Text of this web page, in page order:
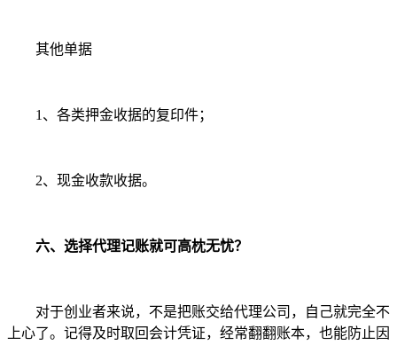
其他单据
1、各类押金收据的复印件；
2、现金收款收据。
六、选择代理记账就可高枕无忧？
对于创业者来说，不是把账交给代理公司，自己就完全不
上心了。记得及时取回会计凭证，经常翻翻账本，也能防止因